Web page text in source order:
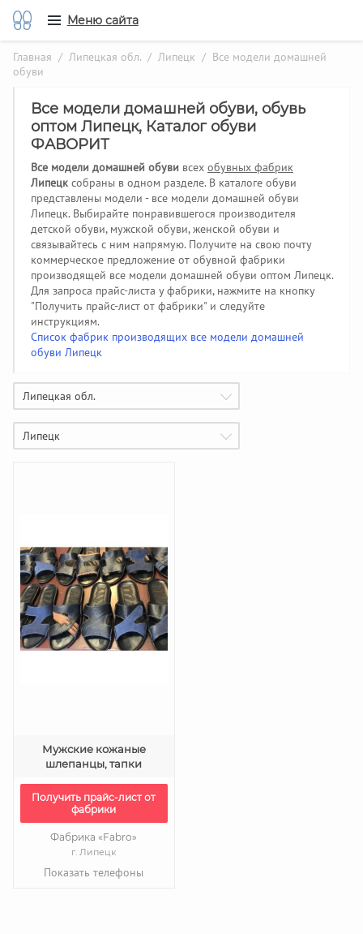
Меню сайта
Главная / Липецкая обл. / Липецк / Все модели домашней
обуви
Все модели домашней обуви, обувь
оптом Липецк, Каталог обуви
ФАВОРИТ
Все модели домашней обуви всех обувных фабрик
Липецк собраны в одном разделе. В каталоге обуви
представлены модели - все модели домашней обуви
Липецк. Выбирайте понравившегося производителя
детской обуви, мужской обуви, женской обуви и
связывайтесь с ним напрямую. Получите на свою почту
коммерческое предложение от обувной фабрики
производящей все модели домашней обуви оптом Липецк.
Для запроса прайс-листа у фабрики, нажмите на кнопку
"Получить прайс-лист от фабрики" и следуйте
инструкциям.
Список фабрик производящих все модели домашней
обуви Липецк
Липецкая обл.
Липецк
Мужские кожаные
шлепанцы, тапки
Получить прайс-лист от
фабрики
Фабрика «Fabro»
г. Липецк
Показать телефоны